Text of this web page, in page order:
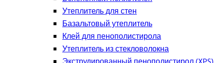
Утеплитель для стен
Базальтовый утеплитель
Клей для пенополистирола
Утеплитель из стекловолокна